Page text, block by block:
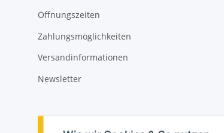
Öffnungszeiten
Zahlungsmöglichkeiten
Versandinformationen
Newsletter
Vertrag widerrufen